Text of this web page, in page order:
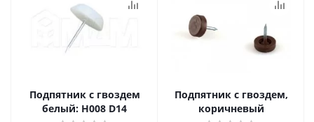
Подпятник с гвоздем
белый: H008 D14
Подпятник с гвоздем,
коричневый